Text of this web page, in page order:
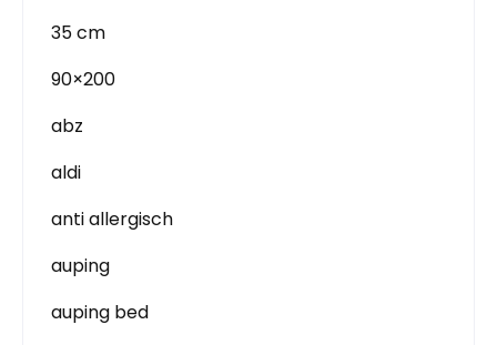
35 cm
90×200
abz
aldi
anti allergisch
auping
auping bed